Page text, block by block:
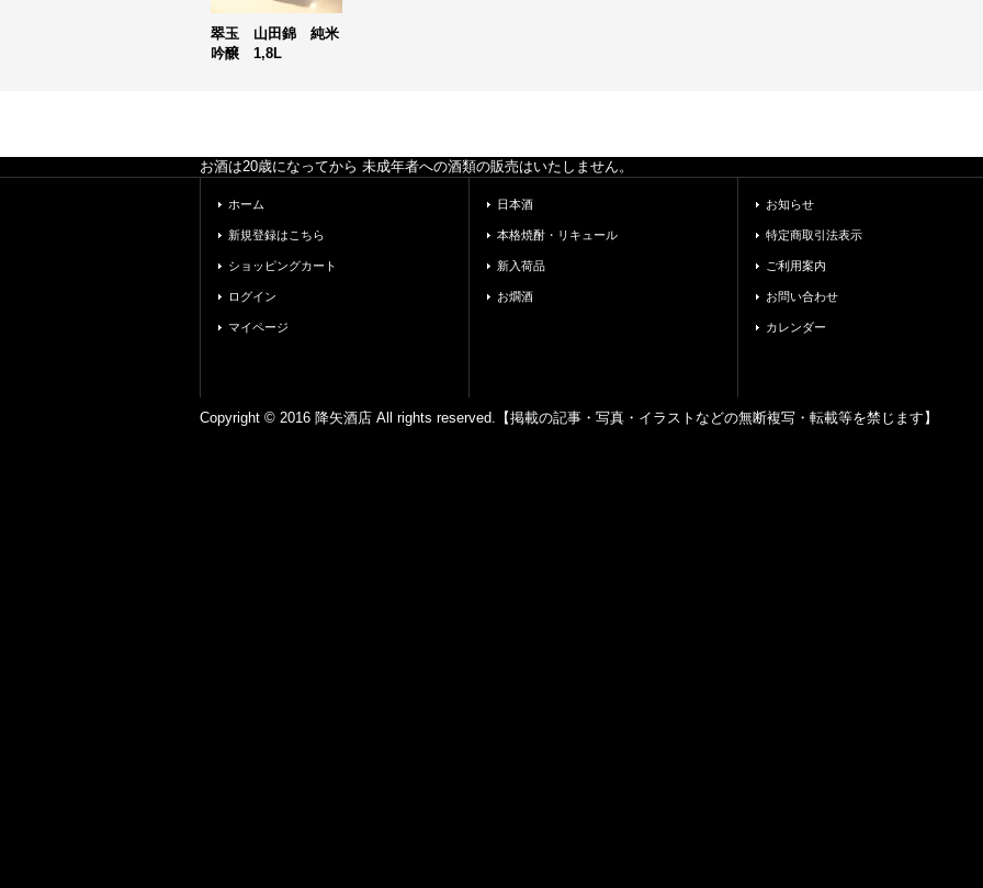
翠玉 山田錦 純米
吟醸 1,8L
お酒は20歳になってから 未成年者への酒類の販売はいたしません。
ホーム
新規登録はこちら
ショッピングカート
ログイン
マイページ
日本酒
本格焼酎・リキュール
新入荷品
お燗酒
お知らせ
特定商取引法表示
ご利用案内
お問い合わせ
カレンダー
Copyright © 2016 降矢酒店 All rights reserved.【掲載の記事・写真・イラストなどの無断複写・転載等を禁じます】